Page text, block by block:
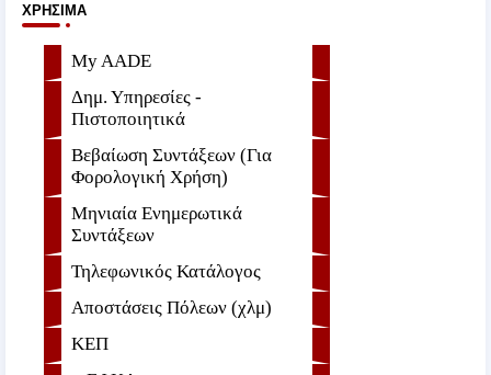
ΧΡΉΣΙΜΑ
My AADE
Δημ. Υπηρεσίες -
Πιστοποιητικά
Βεβαίωση Συντάξεων (Για
Φορολογική Χρήση)
Μηνιαία Ενημερωτικά
Συντάξεων
Τηλεφωνικός Κατάλογος
Αποστάσεις Πόλεων (χλμ)
ΚΕΠ